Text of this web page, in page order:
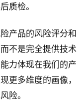
质检。
产品的风险评分和
不是完全提供技术
力体现在我们的产
更多维度的画像，
险。